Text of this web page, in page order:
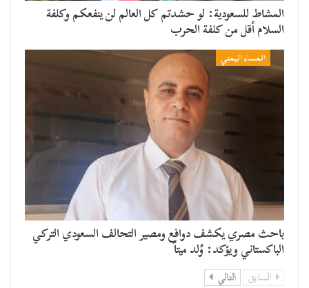
المشاط للسعودية: لو حشدتم كل العالم لن ينفعكم وكلفة
السلام أقل من كلفة الحرب
المساء اليمني
باحث مصري يكشف دوافع ومصير التحالف السعودي التركي
الباكستاني ويؤكد: وُلد ميتاً
السابق التالي